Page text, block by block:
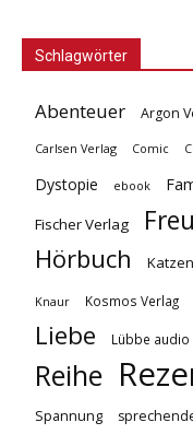
Schlagwörter
Abenteuer Argon
Carlsen Verlag Comic
Dystopie ebook
Fischer Verlag
Hörbuch
Knaur Kosmos Verlag
Liebe Lübbe audio
Reihe
Spannung